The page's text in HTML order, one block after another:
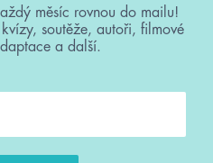
měsíc rovnou do mailu!
soutěže, autoři, filmové
a další.